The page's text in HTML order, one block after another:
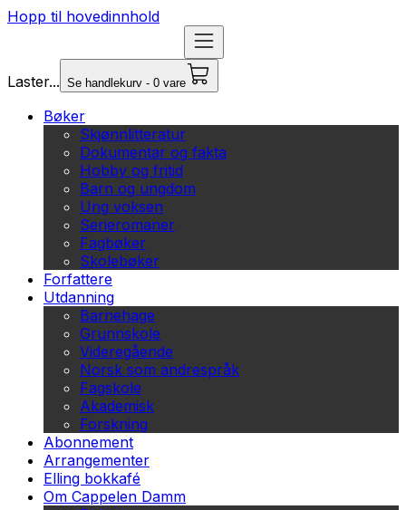
Hopp til hovedinnhold
Laster... Se handlekurv - 0 vare
Bøker
Skjønnlitteratur
Dokumentar og fakta
Hobby og fritid
Barn og ungdom
Ung voksen
Serieromaner
Fagbøker
Skolebøker
Forfattere
Utdanning
Barnehage
Grunnskole
Videregående
Norsk som andrespråk
Fagskole
Akademisk
Forskning
Abonnement
Arrangementer
Elling bokkafé
Om Cappelen Damm